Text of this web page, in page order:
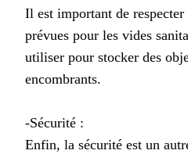
Il est important de
prévues pour les vides
utiliser pour stocker des
encombrants.
-Sécurité :
Enfin, la sécurité est un